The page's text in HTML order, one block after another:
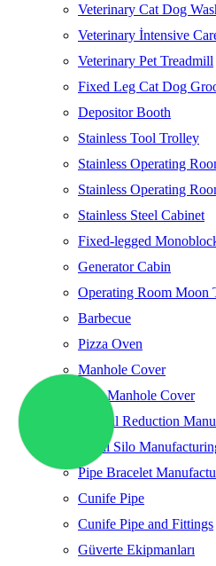
Veterinary Cat Dog
Veterinary İntensive
Veterinary Pet Treadmill
Fixed Leg Cat Dog
Depositor Booth
Stainless Tool Trolley
Stainless Operating
Stainless Operating
Stainless Steel Cabinet
Fixed-legged
Generator Cabin
Operating Room Moon
Barbecue
Pizza Oven
Manhole Cover
Ship Manhole Cover
Special Reduction
Metal Silo
Pipe Bracelet
Cunife Pipe
Cunife Pipe and Fittings
Güverte Ekipmanları